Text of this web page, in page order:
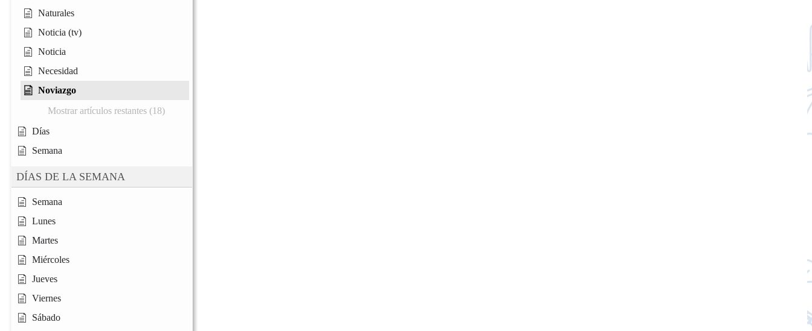
Naturales
Noticia (tv)
Noticia
Necesidad
Noviazgo
Mostrar artículos restantes (18)
Días
Semana
DÍAS DE LA SEMANA
Semana
Lunes
Martes
Miércoles
Jueves
Viernes
Sábado